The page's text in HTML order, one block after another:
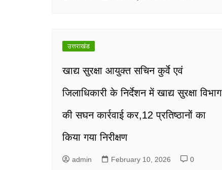
उत्तराखंड
खाद्य सुरक्षा आयुक्त सचिन कुर्वे एवं
जिलाधिकारी के निर्देशन में खाद्य सुरक्षा विभाग
की सघन कार्रवाई कर,12 प्रतिष्ठानों का
किया गया निरीक्षण
admin February 10, 2026 0